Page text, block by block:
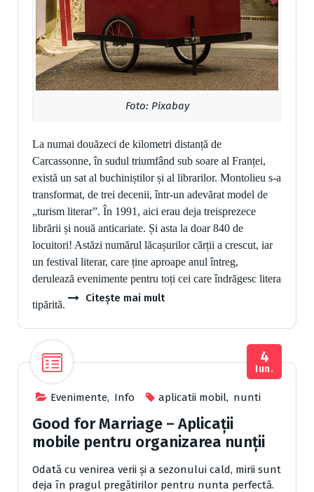
Foto: Pixabay
La numai douăzeci de kilometri distanță de
Carcassonne, în sudul triumfând sub soare al Franței,
există un sat al buchiniștilor și al librarilor. Montolieu s-a
transformat, de trei decenii, într-un adevărat model de
„turism literar”. În 1991, aici erau deja treisprezece
librării și nouă anticariate. Și asta la doar 840 de
locuitori! Astăzi numărul lăcașurilor cărții a crescut, iar
un festival literar, care ține aproape anul întreg,
derulează evenimente pentru toți cei care îndrăgesc litera
tipărită.
Citește mai mult
Evenimente, Info aplicatii mobil, nunti
4
Iun.
Good for Marriage – Aplicații
mobile pentru organizarea nunții
Odată cu venirea verii și a sezonului cald, mirii sunt
deja în pragul pregătirilor pentru nunta perfectă.